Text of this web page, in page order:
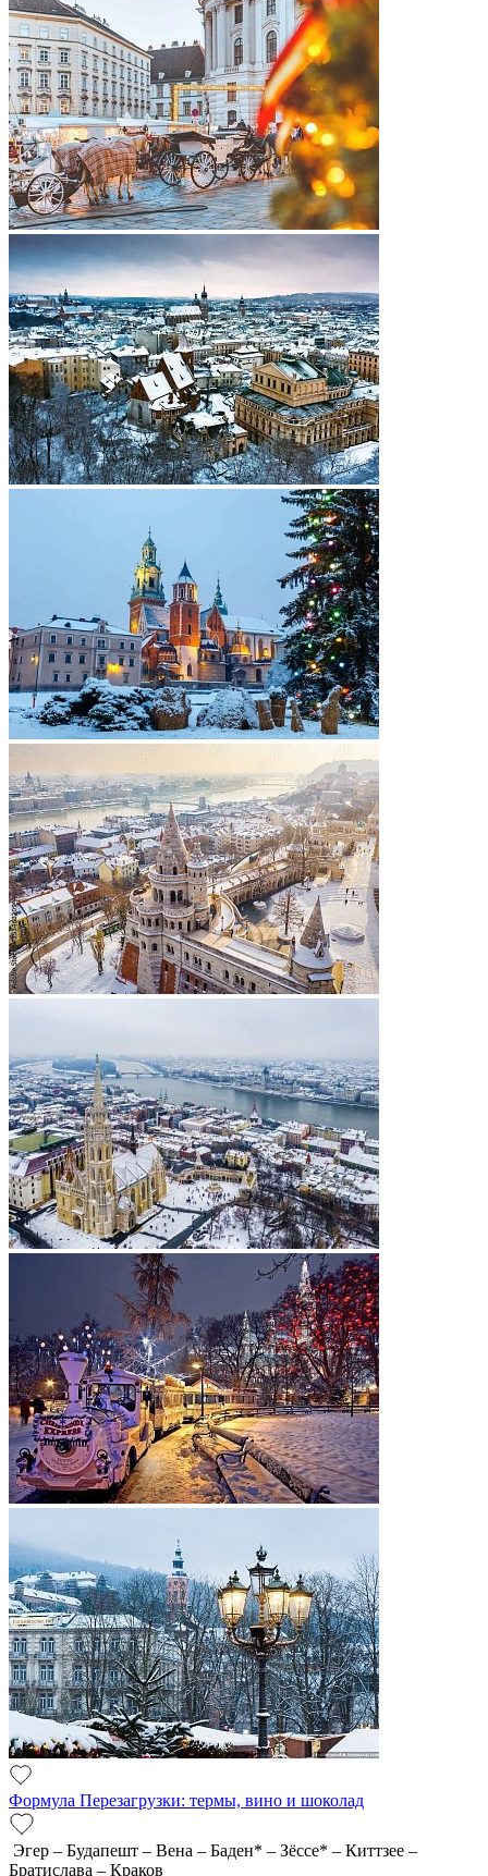
Формула Перезагрузки: термы, вино и шоколад
Эгер – Будапешт – Вена – Баден* – Зёссе* – Киттзее –
Братислава – Краков